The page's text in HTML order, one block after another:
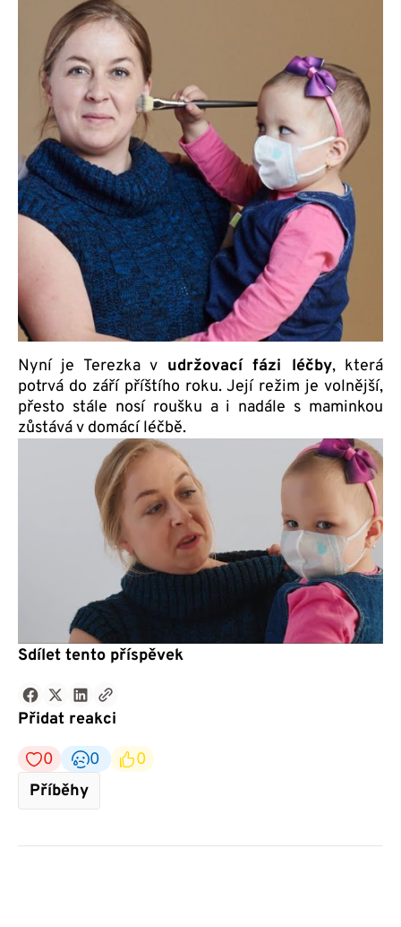
Nyní je Terezka v udržovací fázi léčby, která
potrvá do září příštího roku. Její režim je volnější,
přesto stále nosí roušku a i nadále s maminkou
zůstává v domácí léčbě.
Sdílet tento příspěvek
Přidat reakci
0
0
0
Příběhy